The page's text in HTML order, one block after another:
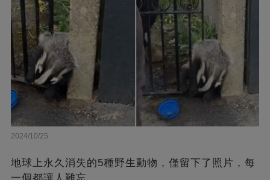
2024/10/25
地球上永久消失的5種野生動物，僅留下了照片，每